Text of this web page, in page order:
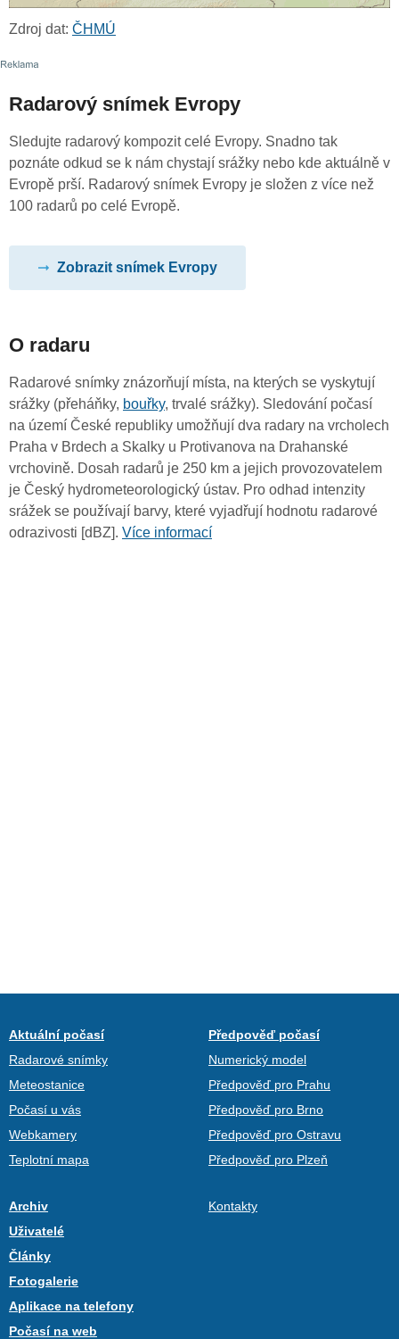
Zdroj dat: ČHMÚ
Radarový snímek Evropy
Sledujte radarový kompozit celé Evropy. Snadno tak
poznáte odkud se k nám chystají srážky nebo kde aktuálně v
Evropě prší. Radarový snímek Evropy je složen z více než
100 radarů po celé Evropě.
Zobrazit snímek Evropy
O radaru
Radarové snímky znázorňují místa, na kterých se vyskytují
srážky (přeháňky, bouřky, trvalé srážky). Sledování počasí
na území České republiky umožňují dva radary na vrcholech
Praha v Brdech a Skalky u Protivanova na Drahanské
vrchovině. Dosah radarů je 250 km a jejich provozovatelem
je Český hydrometeorologický ústav. Pro odhad intenzity
srážek se používají barvy, které vyjadřují hodnotu radarové
odrazivosti [dBZ]. Více informací
Aktuální počasí
Radarové snímky
Meteostanice
Počasí u vás
Webkamery
Teplotní mapa
Předpověď počasí
Numerický model
Předpověď pro Prahu
Předpověď pro Brno
Předpověď pro Ostravu
Předpověď pro Plzeň
Archiv
Uživatelé
Články
Fotogalerie
Aplikace na telefony
Počasí na web
Kontakty